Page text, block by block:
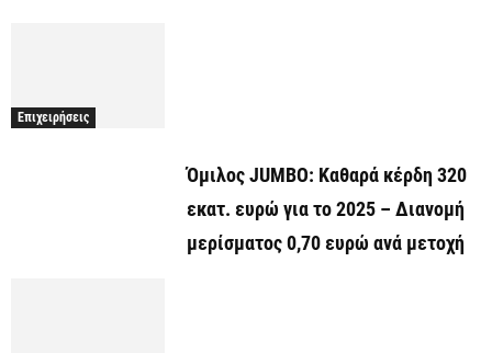
Επιχειρήσεις
Όμιλος JUMBO: Καθαρά κέρδη 320
εκατ. ευρώ για το 2025 – Διανομή
μερίσματος 0,70 ευρώ ανά μετοχή